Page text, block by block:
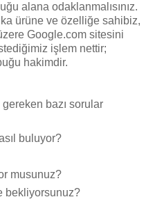
alana odaklanmalısınız.
ürüne ve özelliğe sahibiz,
Google.com sitesini
işlem nettir;
hakimdir.
bazı sorular
buluyor?
musunuz?
bekliyorsunuz?